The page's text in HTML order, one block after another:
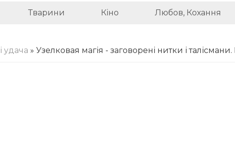
Тварини Кіно Любов, Кохання
удача » Узелковая магія - заговорені нитки і